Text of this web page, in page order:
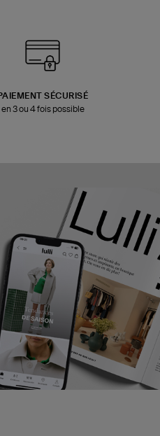
SÉCURISÉ
en 3 ou 4 fois possible